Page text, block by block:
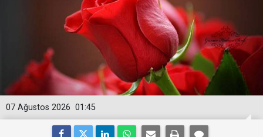
01:45
07 Ağustos 2026